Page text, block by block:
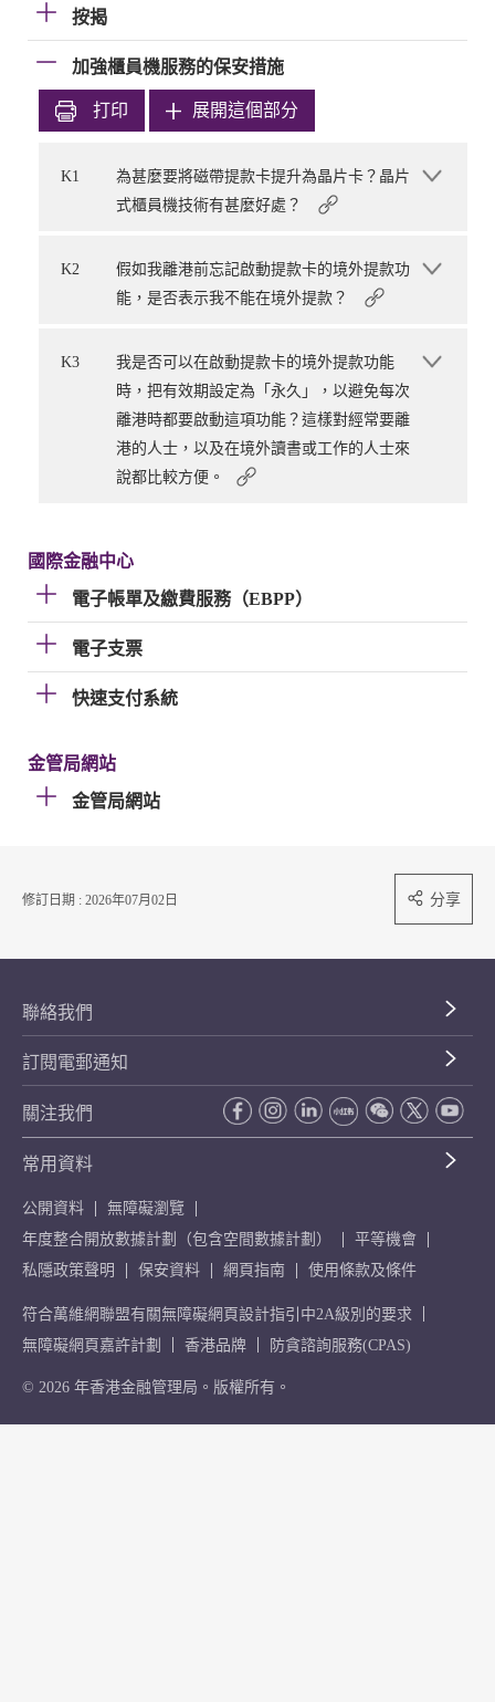
按揭
加強櫃員機服務的保安措施
打印 展開這個部分
K1
為甚麼要將磁帶提款卡提升為晶片卡？晶片
式櫃員機技術有甚麼好處？
K2
假如我離港前忘記啟動提款卡的境外提款功
能，是否表示我不能在境外提款？
K3
我是否可以在啟動提款卡的境外提款功能
時，把有效期設定為「永久」，以避免每次
離港時都要啟動這項功能？這樣對經常要離
港的人士，以及在境外讀書或工作的人士來
說都比較方便。
國際金融中心
電子帳單及繳費服務（EBPP）
電子支票
快速支付系統
金管局網站
金管局網站
修訂日期 : 2026年07月02日 分享
聯絡我們
訂閱電郵通知
關注我們
常用資料
公開資料
無障礙瀏覽
年度整合開放數據計劃（包含空間數據計劃）
平等機會
私隱政策聲明
保安資料 網頁指南 使用條款及條件
符合萬維網聯盟有關無障礙網頁設計指引中2A級別的要求
無障礙網頁嘉許計劃
香港品牌 防貪諮詢服務(CPAS)
© 2026 年香港金融管理局。版權所有。